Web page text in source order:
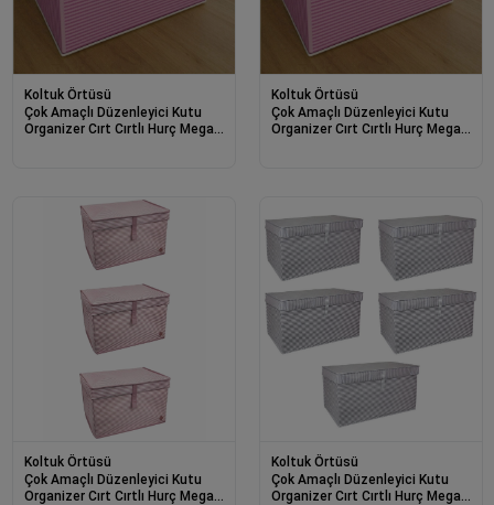
Koltuk Örtüsü
Çok Amaçlı Düzenleyici Kutu
Organizer Cırt Cırtlı Hurç Mega
Koltuk Örtüsü
Çok Amaçlı Düzenleyici Kutu
Organizer Cırt Cırtlı Hurç Mega
Koltuk Örtüsü
Çok Amaçlı Düzenleyici Kutu
Organizer Cırt Cırtlı Hurç Mega
Koltuk Örtüsü
Çok Amaçlı Düzenleyici Kutu
Organizer Cırt Cırtlı Hurç Mega